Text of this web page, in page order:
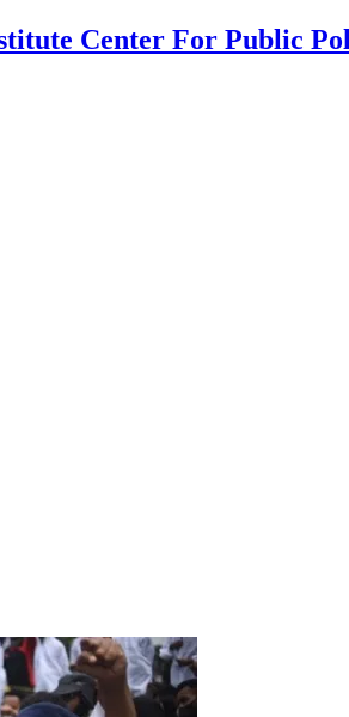
Center For Public